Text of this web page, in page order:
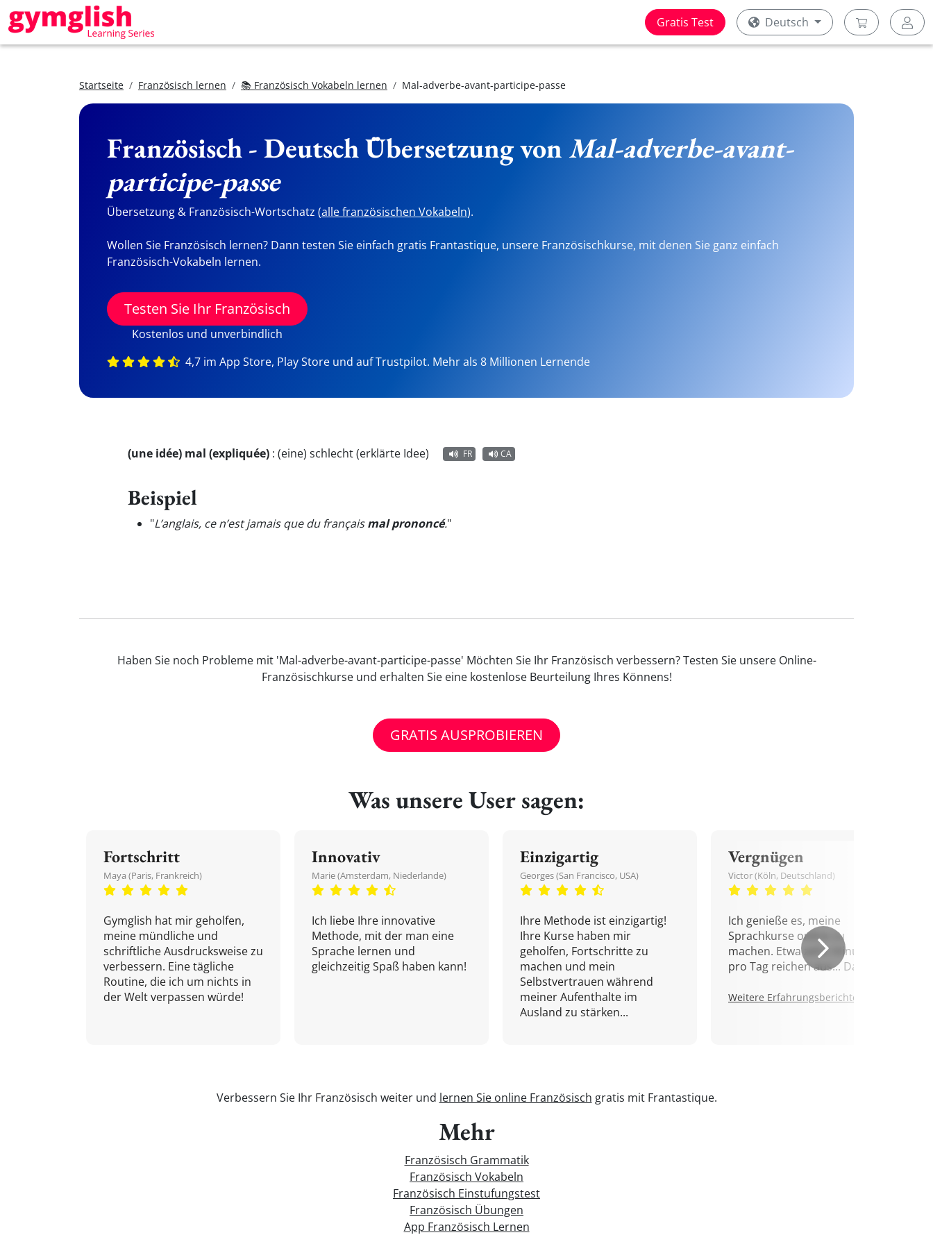
Gratis Test Deutsch
Startseite Französisch lernen 📚 Französisch Vokabeln lernen Mal-adverbe-avant-participe-passe
Französisch - Deutsch Übersetzung von Mal-adverbe-avant-
participe-passe
Übersetzung & Französisch-Wortschatz (alle französischen Vokabeln).
Wollen Sie Französisch lernen? Dann testen Sie einfach gratis Frantastique, unsere Französischkurse, mit denen Sie ganz einfach
Französisch-Vokabeln lernen.
Testen Sie Ihr Französisch
Kostenlos und unverbindlich
4,7 im App Store, Play Store und auf Trustpilot. Mehr als 8 Millionen Lernende
(une idée) mal (expliquée) : (eine) schlecht (erklärte Idee) FR CA
Beispiel
"L’anglais, ce n’est jamais que du françaismal prononcé."
Haben Sie noch Probleme mit 'Mal-adverbe-avant-participe-passe' Möchten Sie Ihr Französisch verbessern? Testen Sie unsere Online-
Französischkurse und erhalten Sie eine kostenlose Beurteilung Ihres Könnens!
GRATIS AUSPROBIEREN
Was unsere User sagen:
Fortschritt
Maya (Paris, Frankreich)
Gymglish hat mir geholfen,
meine mündliche und
schriftliche Ausdrucksweise zu
verbessern. Eine tägliche
Routine, die ich um nichts in
der Welt verpassen würde!
Innovativ
Marie (Amsterdam, Niederlande)
Ich liebe Ihre innovative
Methode, mit der man eine
Sprache lernen und
gleichzeitig Spaß haben kann!
Einzigartig
Georges (San Francisco, USA)
Ihre Methode ist einzigartig!
Ihre Kurse haben mir
geholfen, Fortschritte zu
machen und mein
Selbstvertrauen während
meiner Aufenthalte im
Ausland zu stärken...
Vergnügen
Victor (Köln, Deutschland)
Ich genieße es, meine
Sprachkurse online zu
machen. Etwa zehn Minuten
pro Tag reichen aus... Danke!
Weitere Erfahrungsberichte.
Verbessern Sie Ihr Französisch weiter und lernen Sie online Französisch gratis mit Frantastique.
Mehr
Französisch Grammatik
Französisch Vokabeln
Französisch Einstufungstest
Französisch Übungen
App Französisch Lernen